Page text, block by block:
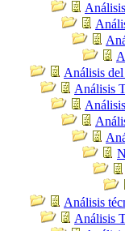
Análisis
Análisis
Análisis
Análisis